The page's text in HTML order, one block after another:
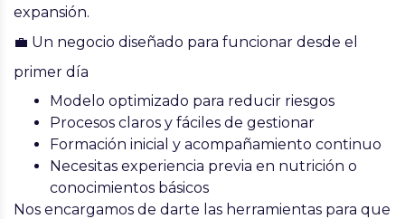
expansión.
💼 Un negocio diseñado para funcionar desde el
primer día
Modelo optimizado para reducir riesgos
Procesos claros y fáciles de gestionar
Formación inicial y acompañamiento continuo
Necesitas experiencia previa en nutrición o
conocimientos básicos
Nos encargamos de darte las herramientas para que